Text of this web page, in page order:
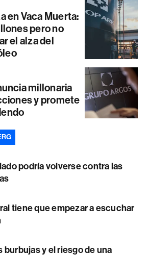
en Vaca Muerta:
pero no
el alza del
millonaria
y promete
podría volverse contra las
tiene que empezar a escuchar
burbujas y el riesgo de una